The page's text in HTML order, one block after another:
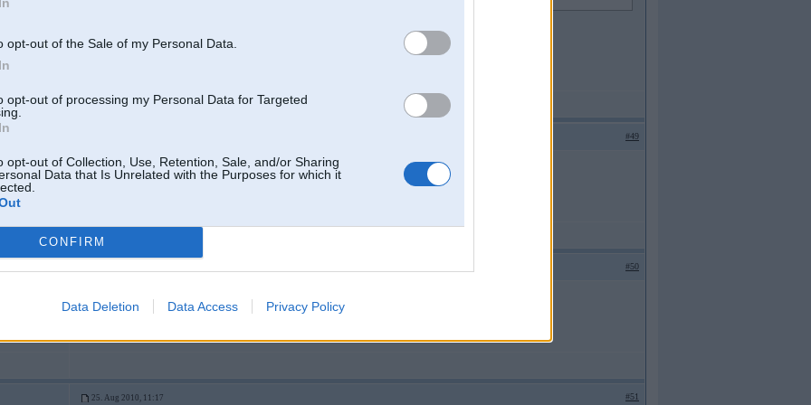
opt-out of the Sale of my Personal Data.
opt-out of processing my Personal Data for Targeted
opt-out of Collection, Use, Retention, Sale, and/or Sharing
Data that Is Unrelated with the Purposes for which it
CONFIRM
Data Deletion Data Access Privacy Policy
Līdz plkst. 23:00!
#49
Šo piektdien, 13. augustā, kārtējais SABI Streetstock drifta un dragreisa treniņš Biķerniekos.
#50
Vairāk info, reģistrācija -http://www.sabi.lv/lv/jaunumi/24453/
25. Aug 2010, 11:17 #51